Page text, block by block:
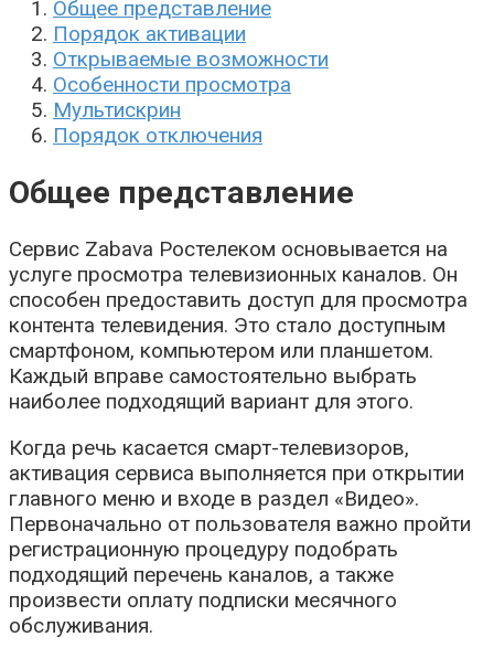
Общее представление
Порядок активации
Открываемые возможности
Особенности просмотра
Мультискрин
Порядок отключения
Общее представление
Сервис Zabava Ростелеком основывается на
услуге просмотра телевизионных каналов. Он
способен предоставить доступ для просмотра
контента телевидения. Это стало доступным
смартфоном, компьютером или планшетом.
Каждый вправе самостоятельно выбрать
наиболее подходящий вариант для этого.
Когда речь касается смарт-телевизоров,
активация сервиса выполняется при открытии
главного меню и входе в раздел «Видео».
Первоначально от пользователя важно пройти
регистрационную процедуру подобрать
подходящий перечень каналов, а также
произвести оплату подписки месячного
обслуживания.